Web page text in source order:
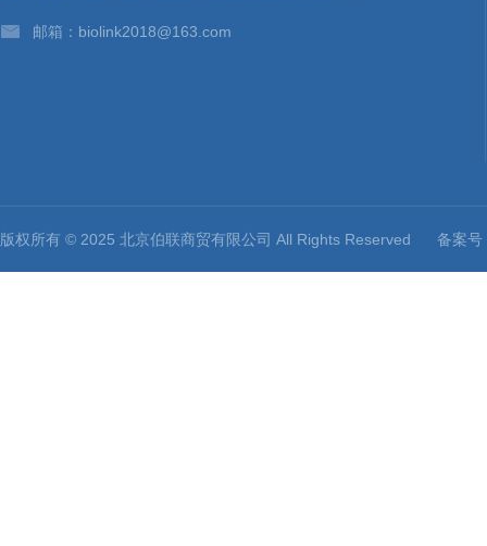
邮箱：biolink2018@163.com
版权所有 © 2025 北京伯联商贸有限公司 All Rights Reserved 备案号